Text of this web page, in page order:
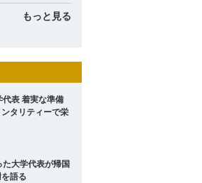
もっと見る
表 着実な準備
タリティーで栄
大学代表が帰国
語る